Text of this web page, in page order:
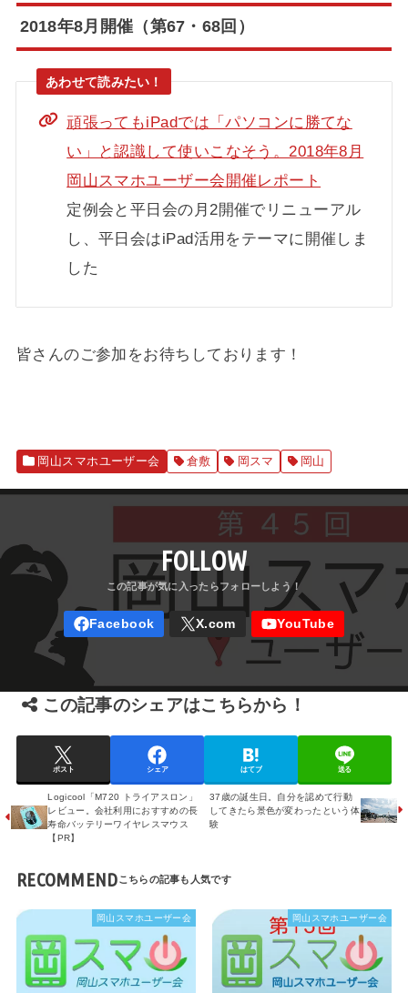
2018年8月開催（第67・68回）
頑張ってもiPadでは「パソコンに勝てな
い」と認識して使いこなそう。2018年8月
岡山スマホユーザー会開催レポート
定例会と平日会の月2開催でリニューアル
し、平日会はiPad活用をテーマに開催しま
した
皆さんのご参加をお待ちしております！
岡山スマホユーザー会 倉敷 岡スマ 岡山
FOLLOW
この記事のシェアはこちらから！
ポスト シェア はてブ 送る
Logicool「M720 トライアスロン」
レビュー。会社利用におすすめの長
寿命バッテリーワイヤレスマウス
【PR】
37歳の誕生日。自分を認めて行動
してきたら景色が変わったという体
験
RECOMMEND
岡山スマホユーザー会 岡山スマホユーザー会